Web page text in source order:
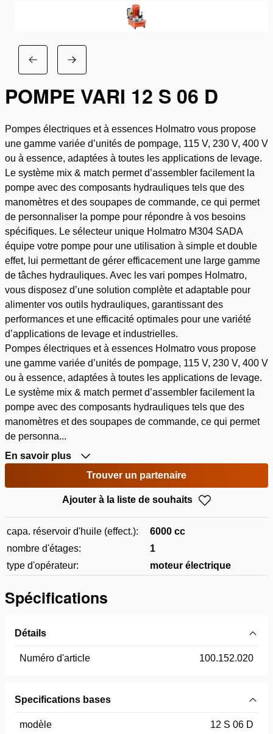
POMPE VARI 12 S 06 D
Pompes électriques et à essences Holmatro vous propose
une gamme variée d’unités de pompage, 115 V, 230 V, 400 V
ou à essence, adaptées à toutes les applications de levage.
Le système mix & match permet d’assembler facilement la
pompe avec des composants hydrauliques tels que des
manomètres et des soupapes de commande, ce qui permet
de personnaliser la pompe pour répondre à vos besoins
spécifiques. Le sélecteur unique Holmatro M304 SADA
équipe votre pompe pour une utilisation à simple et double
effet, lui permettant de gérer efficacement une large gamme
de tâches hydrauliques. Avec les vari pompes Holmatro,
vous disposez d’une solution complète et adaptable pour
alimenter vos outils hydrauliques, garantissant des
performances et une efficacité optimales pour une variété
d’applications de levage et industrielles.
Pompes électriques et à essences Holmatro vous propose
une gamme variée d’unités de pompage, 115 V, 230 V, 400 V
ou à essence, adaptées à toutes les applications de levage.
Le système mix & match permet d’assembler facilement la
pompe avec des composants hydrauliques tels que des
manomètres et des soupapes de commande, ce qui permet
de personna...
En savoir plus
Trouver un partenaire
Ajouter à la liste de souhaits
capa. réservoir d'huile (effect.):
6000 cc
nombre d'étages:
1
type d'opérateur:
moteur électrique
Spécifications
Détails
Numéro d'article 100.152.020
Specifications bases
modèle 12 S 06 D